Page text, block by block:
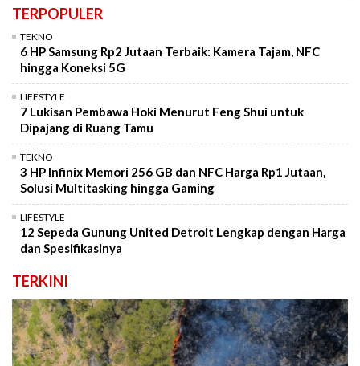
TERPOPULER
TEKNO
6 HP Samsung Rp2 Jutaan Terbaik: Kamera Tajam, NFC
hingga Koneksi 5G
LIFESTYLE
7 Lukisan Pembawa Hoki Menurut Feng Shui untuk
Dipajang di Ruang Tamu
TEKNO
3 HP Infinix Memori 256 GB dan NFC Harga Rp1 Jutaan,
Solusi Multitasking hingga Gaming
LIFESTYLE
12 Sepeda Gunung United Detroit Lengkap dengan Harga
dan Spesifikasinya
TERKINI